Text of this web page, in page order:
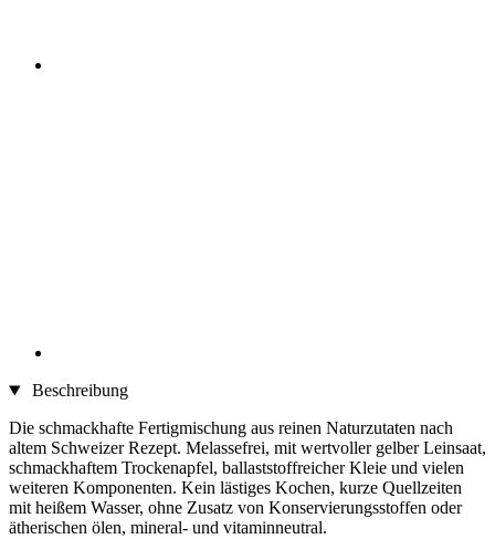
Beschreibung
Die schmackhafte Fertigmischung aus reinen Naturzutaten nach
altem Schweizer Rezept. Melassefrei, mit wertvoller gelber Leinsaat,
schmackhaftem Trockenapfel, ballaststoffreicher Kleie und vielen
weiteren Komponenten. Kein lästiges Kochen, kurze Quellzeiten
mit heißem Wasser, ohne Zusatz von Konservierungsstoffen oder
ätherischen ölen, mineral- und vitaminneutral.